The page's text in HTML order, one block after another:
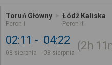
Toruń Główny
Peron I
Łódź Kaliska
Peron III
02:11
08 sierpnia
04:22
08 sierpnia
2h